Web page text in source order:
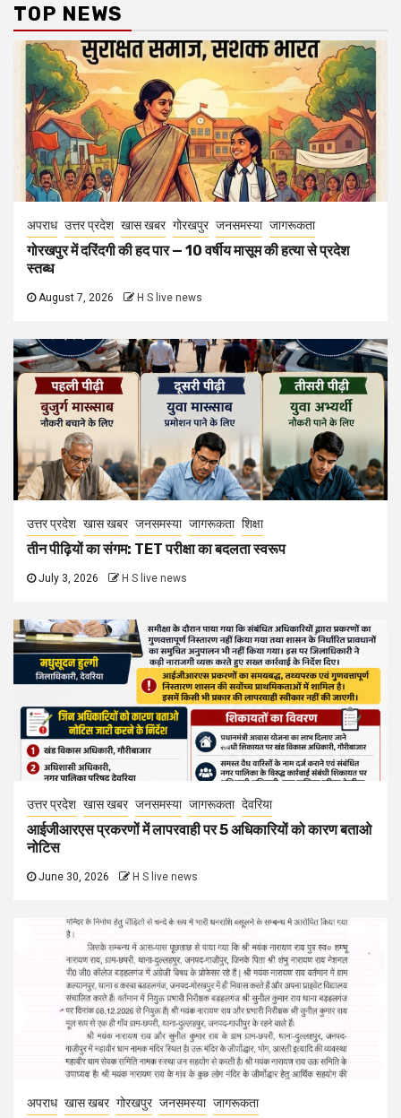
TOP NEWS
अपराध उत्तर प्रदेश खास खबर गोरखपुर जनसमस्या जागरूकता
गोरखपुर में दरिंदगी की हद पार — 10 वर्षीय मासूम की हत्या से प्रदेश
स्तब्ध
August 7, 2026 H S live news
उत्तर प्रदेश खास खबर जनसमस्या जागरूकता शिक्षा
तीन पीढ़ियों का संगम: TET परीक्षा का बदलता स्वरूप
July 3, 2026 H S live news
उत्तर प्रदेश खास खबर जनसमस्या जागरूकता देवरिया
आईजीआरएस प्रकरणों में लापरवाही पर 5 अधिकारियों को कारण बताओ
नोटिस
June 30, 2026 H S live news
अपराध खास खबर गोरखपुर जनसमस्या जागरूकता